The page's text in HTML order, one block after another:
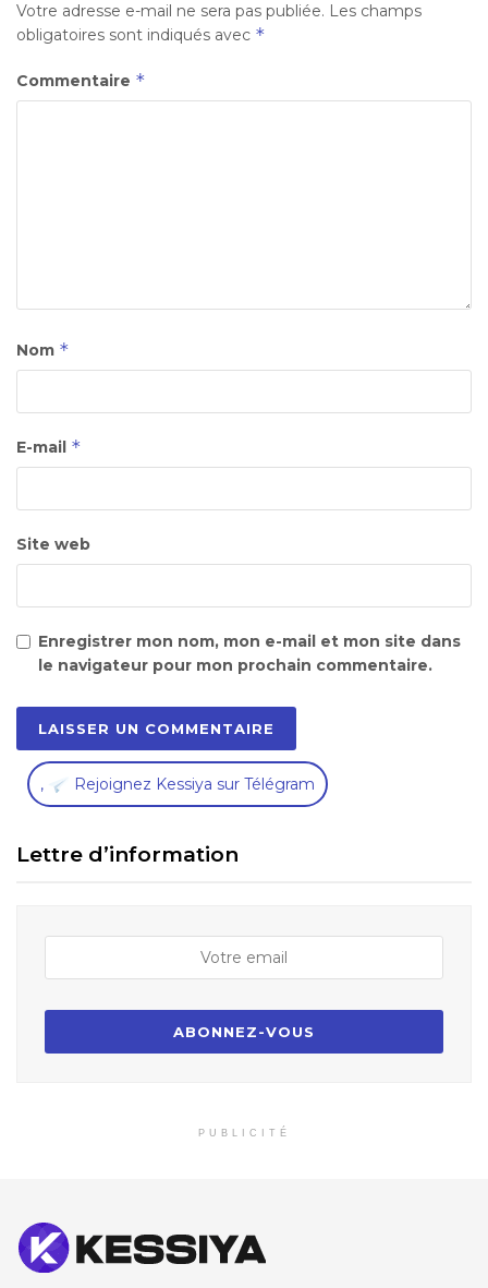
Votre adresse e-mail ne sera pas publiée. Les champs
obligatoires sont indiqués avec *
Commentaire *
Nom *
E-mail *
Site web
Enregistrer mon nom, mon e-mail et mon site dans
le navigateur pour mon prochain commentaire.
, Rejoignez Kessiya sur Télégram
Lettre d’information
PUBLICITÉ